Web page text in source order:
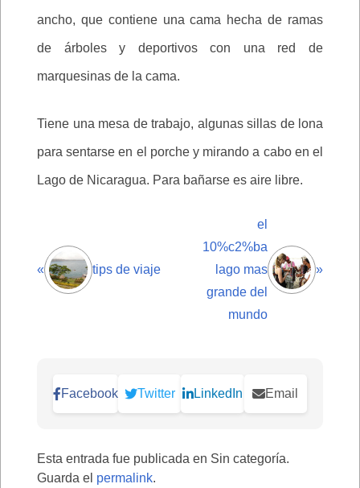
ancho, que contiene una cama hecha de ramas
de árboles y deportivos con una red de
marquesinas de la cama.
Tiene una mesa de trabajo, algunas sillas de lona
para sentarse en el porche y mirando a cabo en el
Lago de Nicaragua. Para bañarse es aire libre.
« tips de viaje
el
10%c2%ba
lago mas
grande del
mundo
»
Facebook Twitter LinkedIn Email
Esta entrada fue publicada en Sin categoría.
Guarda el permalink.